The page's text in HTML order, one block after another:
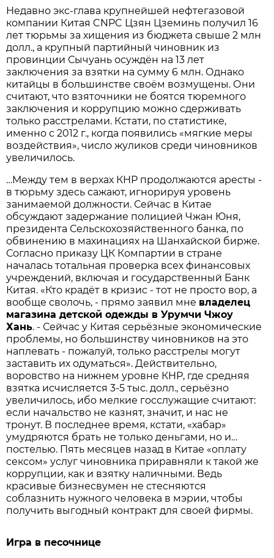
Недавно экс-глава крупнейшей нефтегазовой
компании Китая CNPC Цзян Цземинь получил 16
лет тюрьмы за хищения из бюджета свыше 2 млн
долл., а крупный партийный чиновник из
провинции Сычуань осуждён на 13 лет
заключения за взятки на сумму 6 млн. Однако
китайцы в большинстве своём возмущены. Они
считают, что взяточники не боятся тюремного
заключения и коррупцию можно сдерживать
только расстрелами. Кстати, по статистике,
именно с 2012 г., когда появились «мягкие меры
воздействия», число жуликов среди чиновников
увеличилось.
…Между тем в верхах КНР продолжаются аресты -
в тюрьму здесь сажают, игнорируя уровень
занимаемой должности. Сейчас в Китае
обсуждают задержание полицией Чжан Юня,
президента Сельскохозяйственного банка, по
обвинению в махинациях на Шанхайской бирже.
Согласно приказу ЦК Компартии в стране
началась тотальная проверка всех финансовых
учреждений, включая и государственный Банк
Китая. «Кто крадёт в кризис - тот не просто вор, а
вообще сволочь, - прямо заявил мне владелец
магазина детской одежды в Урумчи Чжоу
Хань. - Сейчас у Китая серьёзные экономические
проблемы, но большинству чиновников на это
наплевать - пожалуй, только расстрелы могут
заставить их одуматься». Действительно,
воровство на нижнем уровне КНР, где средняя
взятка исчисляется 3-5 тыс. долл., серьёзно
увеличилось, ибо мелкие госслужащие считают:
если начальство не казнят, значит, и нас не
тронут. В последнее время, кстати, «хабар»
умудряются брать не только деньгами, но и…
постелью. Пять месяцев назад в Китае «оплату
сексом» услуг чиновника приравняли к такой же
коррупции, как и взятку наличными. Ведь
красивые бизнесвумен не стесняются
соблазнить нужного человека в мэрии, чтобы
получить выгодный контракт для своей фирмы.
Игра в песочнице